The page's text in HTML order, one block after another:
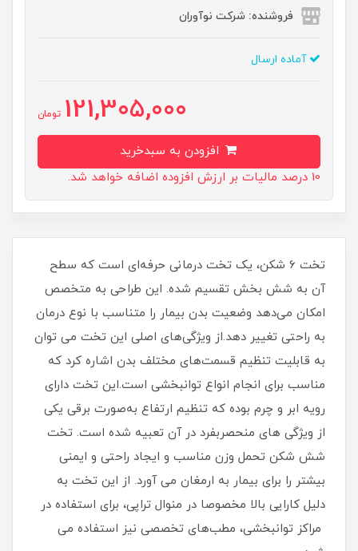
فروشنده: شرکت نوآوران
آماده ارسال
121,305,000 تومان
10 درصد مالیات بر ارزش افزوده اضافه خواهد شد.
تخت ۶ شکن، یک تخت درمانی حرفه‌ای است که سطح
آن به شش بخش تقسیم شده. این طراحی به متخصص
امکان می‌دهد وضعیت بدن بیمار را متناسب با نوع درمان
به‌ راحتی تغییر دهد.از ویژگی‌های اصلی این تخت می توان
به قابلیت تنظیم قسمت‌های مختلف بدن اشاره کرد که
مناسب برای انجام انواع توانبخشی است.این تخت دارای
رویه ابر و چرم بوده که تنظیم ارتفاع به‌صورت برقی یکی
از ویژگی های منحصربفرد در آن تعبیه شده است. تخت
شش شکن تحمل وزن مناسب و ایجاد راحتی و ایمنی
بیشتر را برای بیمار به ارمغان می آورد. از این تخت به
دلیل کارایی بالا مخصوصا در منوال تراپی، برای استفاده در
مراکز توانبخشی، مطب‌های تخصصی نیز استفاده می